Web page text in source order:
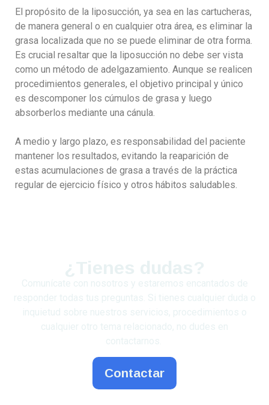
El propósito de la liposucción, ya sea en las cartucheras,
de manera general o en cualquier otra área, es eliminar la
grasa localizada que no se puede eliminar de otra forma.
Es crucial resaltar que la liposucción no debe ser vista
como un método de adelgazamiento. Aunque se realicen
procedimientos generales, el objetivo principal y único
es descomponer los cúmulos de grasa y luego
absorberlos mediante una cánula.
A medio y largo plazo, es responsabilidad del paciente
mantener los resultados, evitando la reaparición de
estas acumulaciones de grasa a través de la práctica
regular de ejercicio físico y otros hábitos saludables.
Contactar